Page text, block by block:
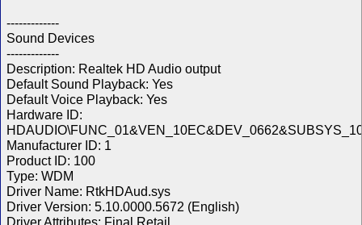
-------------
Sound Devices
-------------
Description: Realtek HD Audio output
Default Sound Playback: Yes
Default Voice Playback: Yes
Hardware ID:
Manufacturer ID: 1
Product ID: 100
Type: WDM
Driver Name: RtkHDAud.sys
Driver Version: 5.10.0000.5672 (English)
Driver Attributes: Final Retail